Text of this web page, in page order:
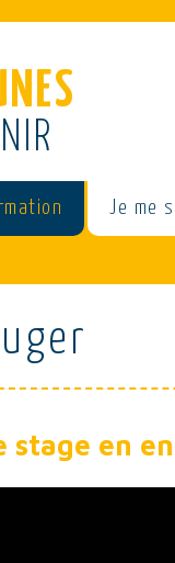
Je me
stage en